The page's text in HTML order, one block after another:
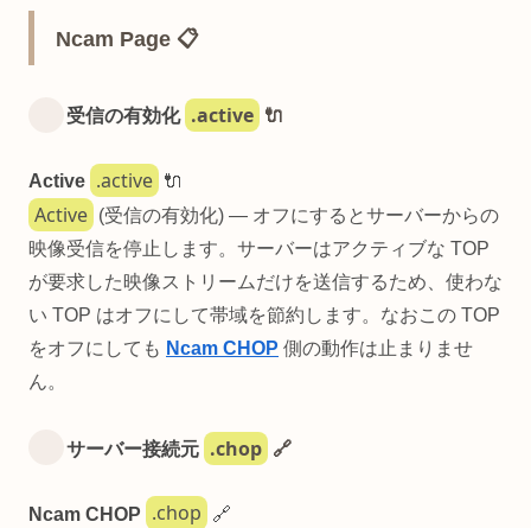
Ncam Page 📋
受信の有効化 .active 🔌
Active .active 🔌
Active
(受信の有効化) — オフにするとサーバーからの
映像受信を停止します。サーバーはアクティブな TOP
が要求した映像ストリームだけを送信するため、使わな
い TOP はオフにして帯域を節約します。なおこの TOP
をオフにしても Ncam CHOP 側の動作は止まりませ
ん。
サーバー接続元 .chop 🔗
Ncam CHOP .chop 🔗